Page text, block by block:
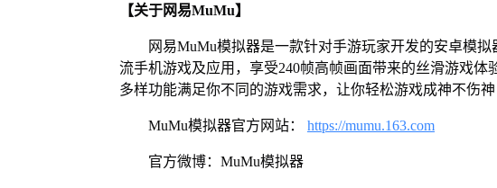
【关于网易MuMu】
网易MuMu模拟器是一款针对手游玩家开发的安卓模
流手机游戏及应用，享受240帧高帧画面带来的丝滑游戏
多样功能满足你不同的游戏需求，让你轻松游戏成神不伤神
MuMu模拟器官方网站： https://mumu.163.com
官方微博：MuMu模拟器